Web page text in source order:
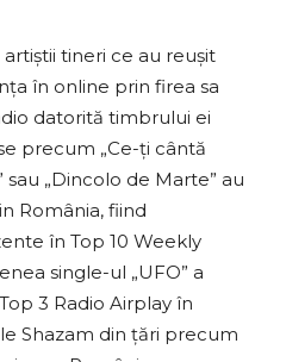
tineri ce au reușit
în online prin firea sa
datorită timbrului ei
precum „Ce-ți cântă
sau „Dincolo de Marte” au
România, fiind
în Top 10 Weekly
single-ul „UFO” a
3 Radio Airplay în
Shazam din țări precum